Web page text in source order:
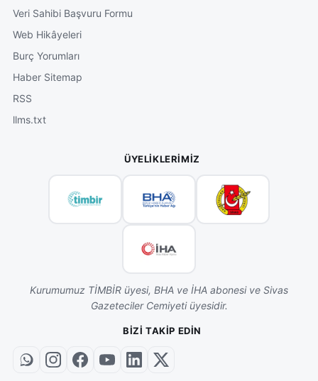
Veri Sahibi Başvuru Formu
Web Hikâyeleri
Burç Yorumları
Haber Sitemap
RSS
llms.txt
ÜYELIKLERIMIZ
Kurumumuz TİMBİR üyesi, BHA ve İHA abonesi ve Sivas
Gazeteciler Cemiyeti üyesidir.
BIZI TAKIP EDIN